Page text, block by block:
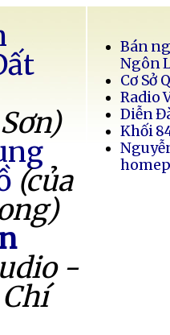
(của
-
Bán
Ngôn
Cơ Sở
Radio
Diễn
Khối